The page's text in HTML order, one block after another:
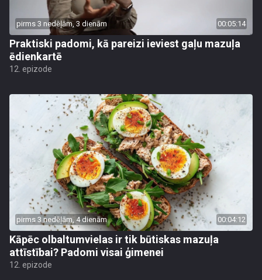
pirms 3 nedēļām, 3 dienām 00:05:14
Praktiski padomi, kā pareizi ieviest gaļu mazuļa
ēdienkartē
12. epizode
pirms 3 nedēļām, 4 dienām 00:04:12
Kāpēc olbaltumvielas ir tik būtiskas mazuļa
attīstībai? Padomi visai ģimenei
12. epizode